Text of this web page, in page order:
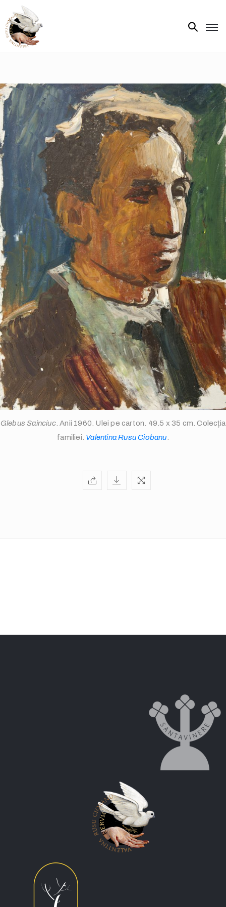
Biografie
Opere
de
artă
V.R.C.
Atelier
‘85
Presa
Publicații
info@valentinarusuciobanu.com
/
Glebus Sainciuc. Anii 1960. Ulei pe carton. 49.5 x 35 cm. Colecția
familiei. Valentina Rusu Ciobanu